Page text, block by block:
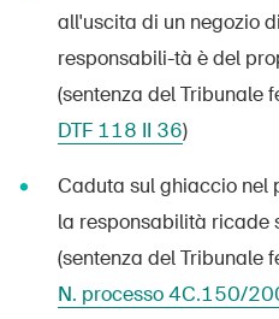
all'uscita di un negozio
responsabili-tà è del
(sentenza del
DTF 118 II 36)
Caduta sul ghiaccio nel
la responsabilità ricade
(sentenza del
N. processo 4C.150/